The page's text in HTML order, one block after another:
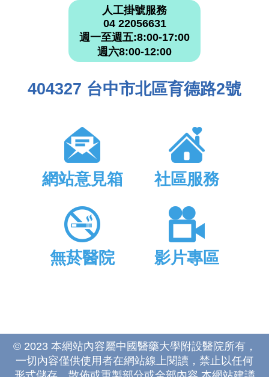
人工掛號服務
04 22056631
週一至週五:8:00-17:00
週六8:00-12:00
404327 台中市北區育德路2號
網站意見箱 社區服務
無菸醫院 影片專區
© 2023 本網站內容屬中國醫藥大學附設醫院所有，
一切內容僅供使用者在網站線上閱讀，禁止以任何